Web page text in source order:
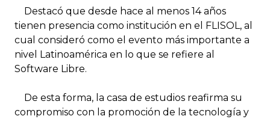
Destacó que desde hace al menos 14 años
tienen presencia como institución en el FLISOL, al
cual consideró como el evento más importante a
nivel Latinoamérica en lo que se refiere al
Software Libre.
De esta forma, la casa de estudios reafirma su
compromiso con la promoción de la tecnología y